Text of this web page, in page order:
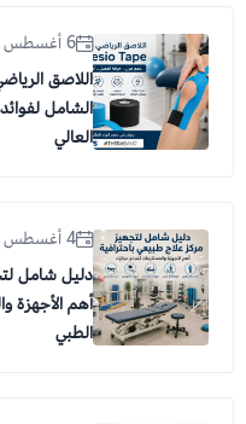
6 أغسطس 2026
الشامل
العالي
4 أغسطس 2026
دليل شامل
أهم الأجهزة
الطبي